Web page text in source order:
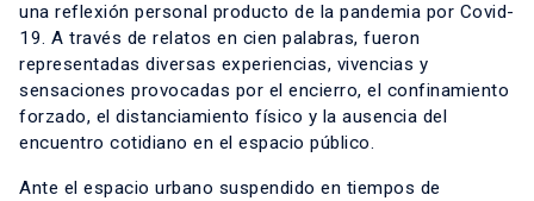
una reflexión personal producto de la pandemia por Covid-
19. A través de relatos en cien palabras, fueron
representadas diversas experiencias, vivencias y
sensaciones provocadas por el encierro, el confinamiento
forzado, el distanciamiento físico y la ausencia del
encuentro cotidiano en el espacio público.
Ante el espacio urbano suspendido en tiempos de